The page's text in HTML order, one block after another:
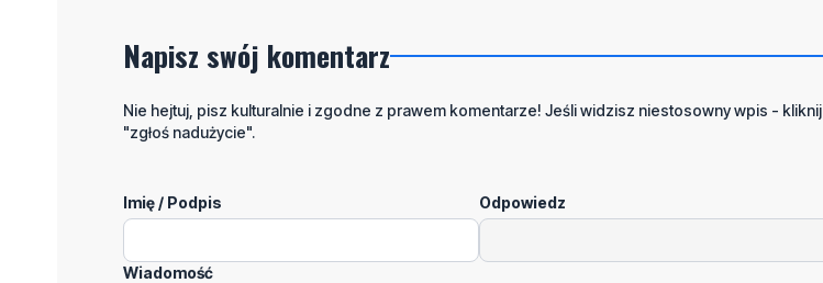
Napisz swój komentarz
Nie hejtuj, pisz kulturalnie i zgodne z prawem komentarze! Jeśli widzisz niestosowny wpis - kliknij
"zgłoś nadużycie".
Imię / Podpis Odpowiedz
Wiadomość